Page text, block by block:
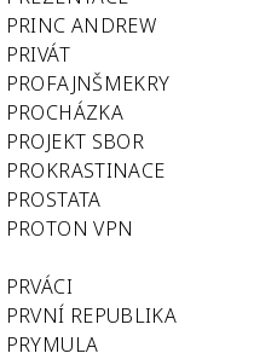
PRINC ANDREW
PRIVÁT
PROFAJNŠMEKRY
PROCHÁZKA
PROJEKT SBOR
PROKRASTINACE
PROSTATA
PROTON VPN
PRVÁCI
PRVNÍ REPUBLIKA
PRYMULA